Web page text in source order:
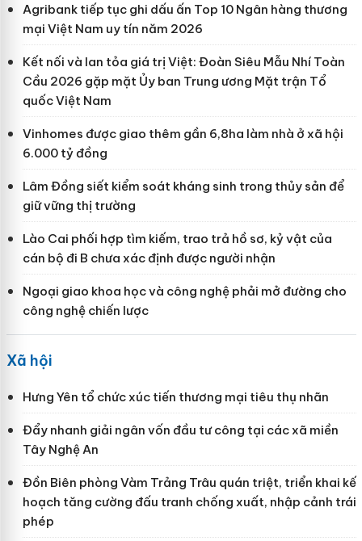
Agribank tiếp tục ghi dấu ấn Top 10 Ngân hàng thương
mại Việt Nam uy tín năm 2026
Kết nối và lan tỏa giá trị Việt: Đoàn Siêu Mẫu Nhí Toàn
Cầu 2026 gặp mặt Ủy ban Trung ương Mặt trận Tổ
quốc Việt Nam
Vinhomes được giao thêm gần 6,8ha làm nhà ở xã hội
6.000 tỷ đồng
Lâm Đồng siết kiểm soát kháng sinh trong thủy sản để
giữ vững thị trường
Lào Cai phối hợp tìm kiếm, trao trả hồ sơ, kỷ vật của
cán bộ đi B chưa xác định được người nhận
Ngoại giao khoa học và công nghệ phải mở đường cho
công nghệ chiến lược
Xã hội
Hưng Yên tổ chức xúc tiến thương mại tiêu thụ nhãn
Đẩy nhanh giải ngân vốn đầu tư công tại các xã miền
Tây Nghệ An
Đồn Biên phòng Vàm Trảng Trâu quán triệt, triển khai kế
hoạch tăng cường đấu tranh chống xuất, nhập cảnh trái
phép